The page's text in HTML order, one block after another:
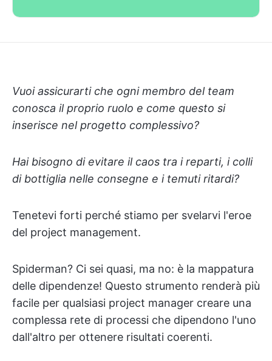
Vuoi assicurarti che ogni membro del team
conosca il proprio ruolo e come questo si
inserisce nel progetto complessivo?
Hai bisogno di evitare il caos tra i reparti, i colli
di bottiglia nelle consegne e i temuti ritardi?
Tenetevi forti perché stiamo per svelarvi l'eroe
del project management.
Spiderman? Ci sei quasi, ma no: è la mappatura
delle dipendenze! Questo strumento renderà più
facile per qualsiasi project manager creare una
complessa rete di processi che dipendono l'uno
dall'altro per ottenere risultati coerenti.